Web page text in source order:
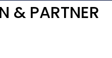
& PARTNER